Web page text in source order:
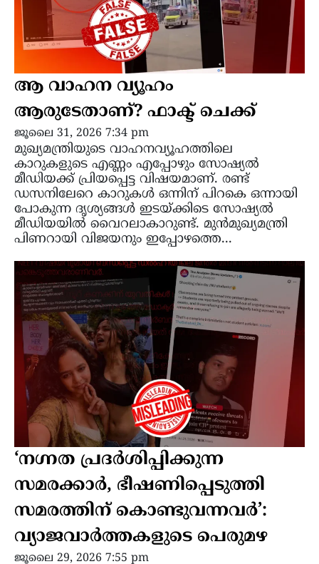
ആ വാഹന വ്യൂഹം
ആരുടേതാണ്? ഫാക്ട് ചെക്ക്
ജൂലൈ 31, 2026 7:34 pm
മുഖ്യമന്ത്രിയുടെ വാഹനവ്യൂഹത്തിലെ
കാറുകളുടെ എണ്ണം എപ്പോഴും സോഷ്യൽ
മീഡിയക്ക് പ്രിയപ്പെട്ട വിഷയമാണ്. രണ്ട്
ഡസനിലേറെ കാറുകൾ ഒന്നിന് പിറകെ ഒന്നായി
പോകുന്ന ദൃശ്യങ്ങൾ ഇടയ്ക്കിടെ സോഷ്യൽ
മീഡിയയിൽ വൈറലാകാറുണ്ട്. മുൻമുഖ്യമന്ത്രി
പിണറായി വിജയനും ഇപ്പോഴത്തെ...
‘നഗ്നത പ്രദർശിപ്പിക്കുന്ന
സമരക്കാർ, ഭീഷണിപ്പെടുത്തി
സമരത്തിന് കൊണ്ടുവന്നവർ’:
വ്യാജവാർത്തകളുടെ പെരുമഴ
ജൂലൈ 29, 2026 7:55 pm